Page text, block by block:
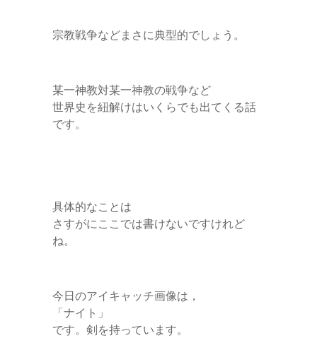
宗教戦争などまさに典型的でしょう。
某一神教対某一神教の戦争など
世界史を紐解けはいくらでも出てくる話
です。
具体的なことは
さすがにここでは書けないですけれど
ね。
今日のアイキャッチ画像は，
「ナイト」
です。剣を持っています。